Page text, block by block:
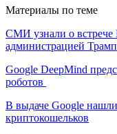
Материалы по теме
СМИ узнали о встрече
администрацией
Google DeepMind
роботов
В выдаче Google
криптокошельков